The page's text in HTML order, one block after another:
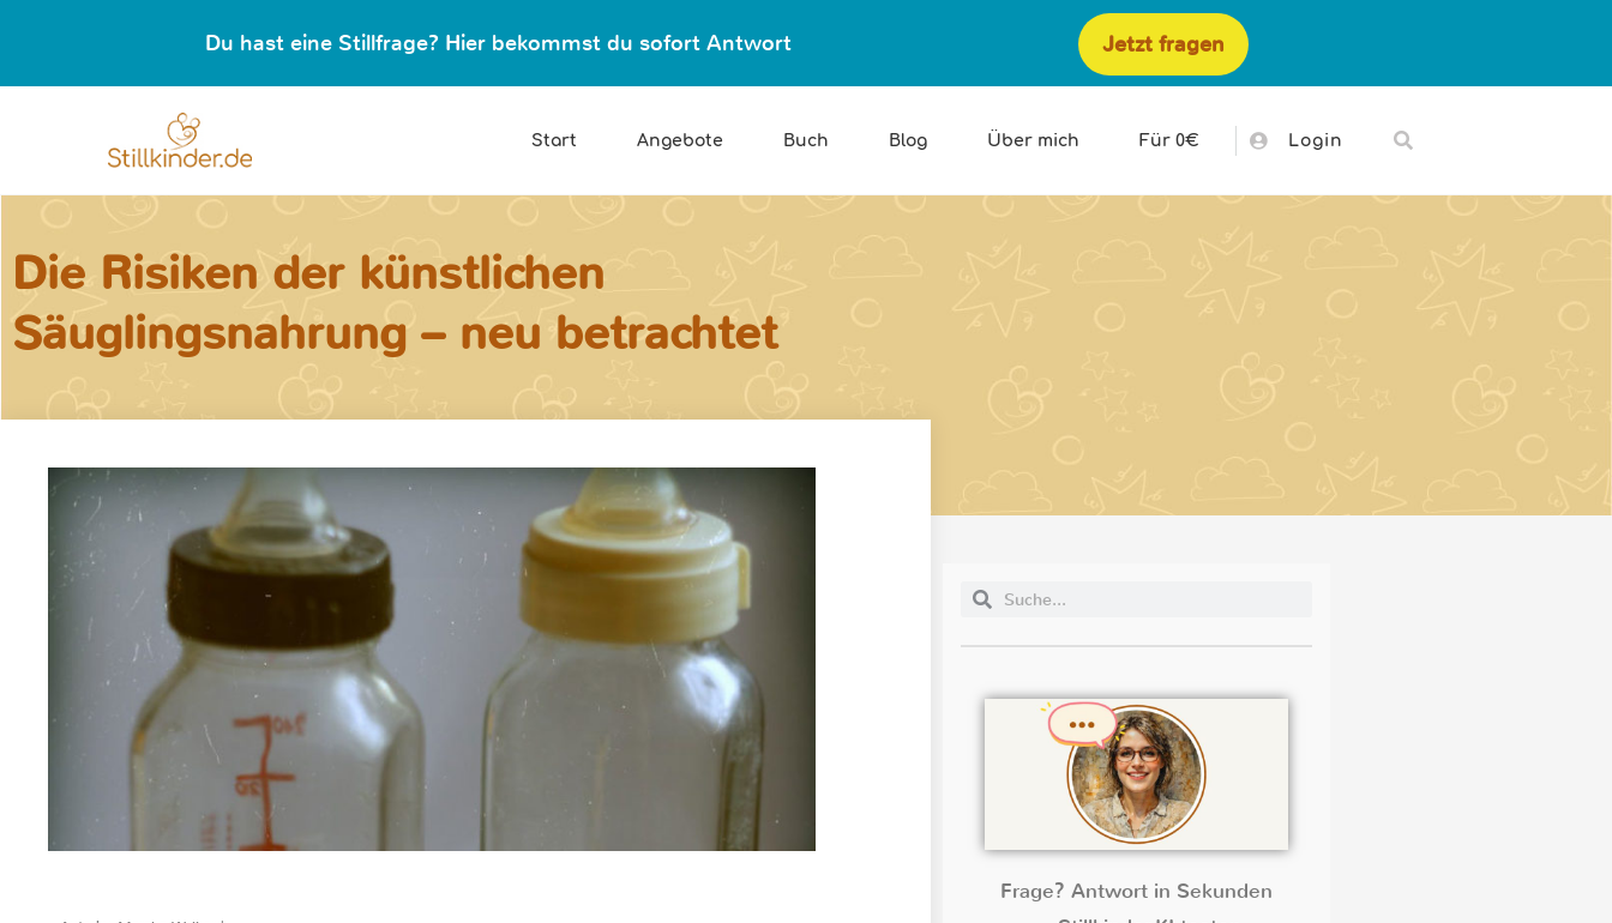
Du hast eine Stillfrage? Hier bekommst du sofort Antwort Jetzt fragen
Start Angebote Buch Blog Über mich Für 0€ Login
Die Risiken der künstlichen
Säuglingsnahrung – neu betrachtet
Frage? Antwort in Sekunden